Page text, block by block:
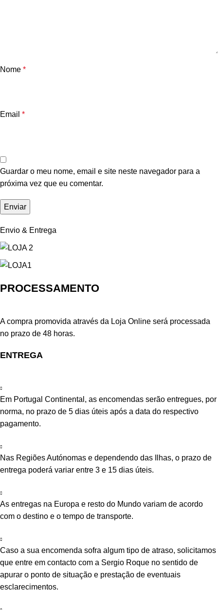
Nome *
Email *
Guardar o meu nome, email e site neste navegador para a
próxima vez que eu comentar.
Envio & Entrega
PROCESSAMENTO
A compra promovida através da Loja Online será processada
no prazo de 48 horas.
ENTREGA
Em Portugal Continental, as encomendas serão entregues, por
norma, no prazo de 5 dias úteis após a data do respectivo
pagamento.
Nas Regiões Autónomas e dependendo das Ilhas, o prazo de
entrega poderá variar entre 3 e 15 dias úteis.
As entregas na Europa e resto do Mundo variam de acordo
com o destino e o tempo de transporte.
Caso a sua encomenda sofra algum tipo de atraso, solicitamos
que entre em contacto com a Sergio Roque no sentido de
apurar o ponto de situação e prestação de eventuais
esclarecimentos.